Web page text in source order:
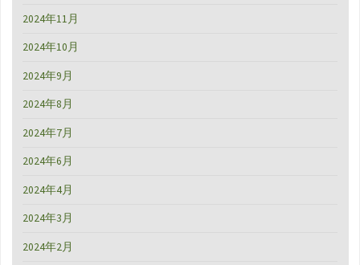
2024年11月
2024年10月
2024年9月
2024年8月
2024年7月
2024年6月
2024年4月
2024年3月
2024年2月